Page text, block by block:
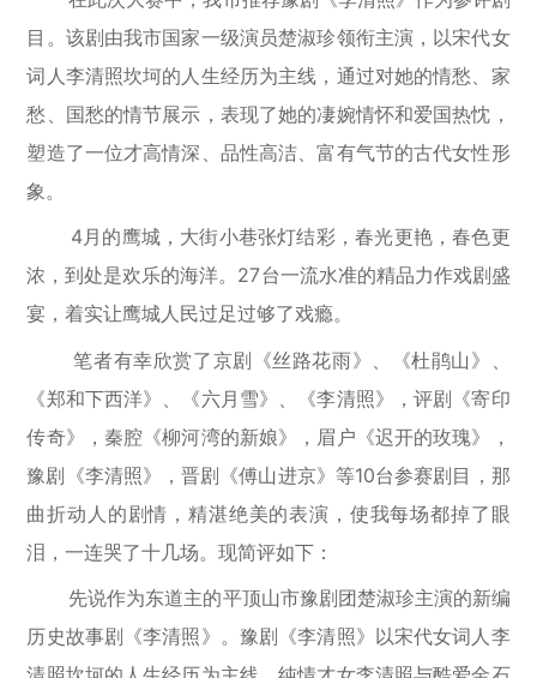
目。该剧由我市国家一级演员楚淑珍领衔主演，以宋代女
词人李清照坎坷的人生经历为主线，通过对她的情愁、家
愁、国愁的情节展示，表现了她的凄婉情怀和爱国热忱，
塑造了一位才高情深、品性高洁、富有气节的古代女性形
象。
4月的鹰城，大街小巷张灯结彩，春光更艳，春色更
浓，到处是欢乐的海洋。27台一流水准的精品力作戏剧盛
宴，着实让鹰城人民过足过够了戏瘾。
笔者有幸欣赏了京剧《丝路花雨》、《杜鹃山》、
《郑和下西洋》、《六月雪》、《李清照》，评剧《寄印
传奇》，秦腔《柳河湾的新娘》，眉户《迟开的玫瑰》，
豫剧《李清照》，晋剧《傅山进京》等10台参赛剧目，那
曲折动人的剧情，精湛绝美的表演，使我每场都掉了眼
泪，一连哭了十几场。现简评如下：
先说作为东道主的平顶山市豫剧团楚淑珍主演的新编
历史故事剧《李清照》。豫剧《李清照》以宋代女词人李